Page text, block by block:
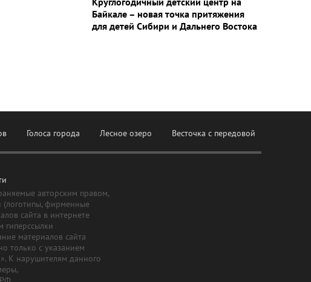
Байкале – новая точка притяжения
для детей Сибири и Дальнего Востока
Голоса города Лесное озеро Весточка с передовой
авторским правом,
(логотипы, фирменные
сайта в интернете
гиперссылки
материалов сайта
только с указанием
К нарушителям данного